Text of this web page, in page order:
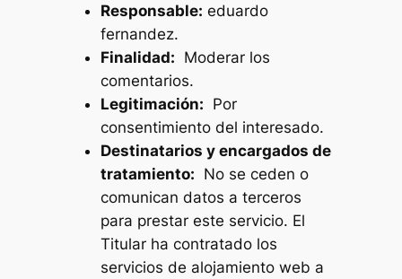
Responsable: eduardo
fernandez.
Finalidad: Moderar los
comentarios.
Legitimación: Por
consentimiento del interesado.
Destinatarios y encargados de
tratamiento: No se ceden o
comunican datos a terceros
para prestar este servicio. El
Titular ha contratado los
servicios de alojamiento web a